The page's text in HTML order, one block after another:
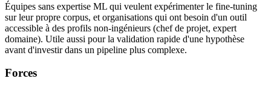
Équipes sans expertise ML qui veulent expérimenter le fine-tuning
sur leur propre corpus, et organisations qui ont besoin d'un outil
accessible à des profils non-ingénieurs (chef de projet, expert
domaine). Utile aussi pour la validation rapide d'une hypothèse
avant d'investir dans un pipeline plus complexe.
Forces